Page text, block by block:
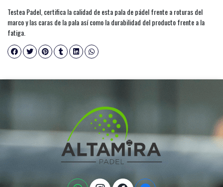
Testea Padel, certifica la calidad de esta pala de pádel frente a roturas del
marco y las caras de la pala así como la durabilidad del producto frente a la
fatiga.